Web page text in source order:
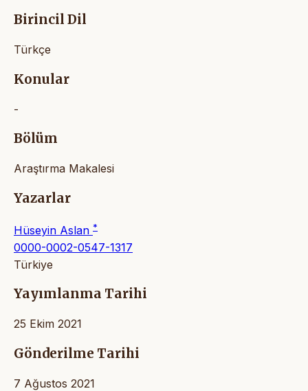
Birincil Dil
Türkçe
Konular
-
Bölüm
Araştırma Makalesi
Yazarlar
Hüseyin Aslan *
0000-0002-0547-1317
Türkiye
Yayımlanma Tarihi
25 Ekim 2021
Gönderilme Tarihi
7 Ağustos 2021